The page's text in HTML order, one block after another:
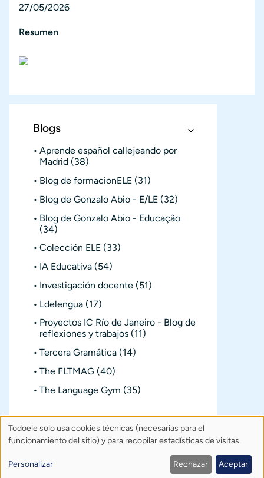
27/05/2026
Resumen
Blogs
Aprende español callejeando por
Madrid (38)
Blog de formacionELE (31)
Blog de Gonzalo Abio - E/LE (32)
Blog de Gonzalo Abio - Educação
(34)
Colección ELE (33)
IA Educativa (54)
Investigación docente (51)
Ldelengua (17)
Proyectos IC Río de Janeiro - Blog de
reflexiones y trabajos (11)
Tercera Gramática (14)
The FLTMAG (40)
The Language Gym (35)
Sobre TodoeleÍndice Publica
Política de privacidad
Uso
datos
Todoele solo usa cookies técnicas (necesarias para el
funcionamiento del sitio) y para recopilar estadísticas de visitas.
Personalizar Rechazar Aceptar